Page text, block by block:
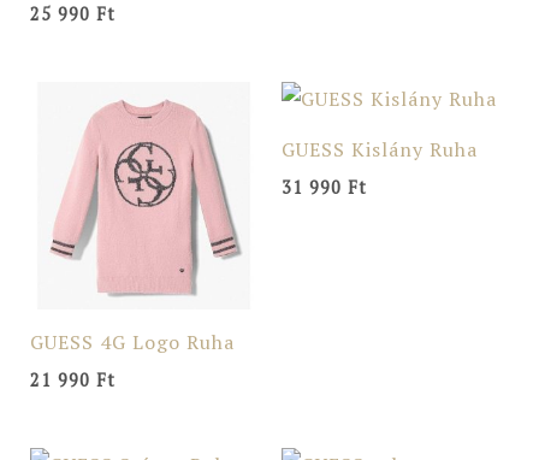
25 990 Ft
GUESS 4G Logo Ruha
21 990 Ft
GUESS Kislány Ruha
31 990 Ft